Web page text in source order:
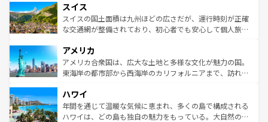
れる地方に足を運ぶとそれぞれで全く異なる文化を体験で
きるだろう。 なお、新着のフランス情報はコンテンツ一覧
を参照してほしい。
は、お酒好きな人にはぜひ体験してほしい。 なお、新着の
ドイツ情報はコンテンツ一覧を参照してほしい。
リアごとに異なる魅力がある。また、優雅なアフタヌーン
ティー、ビール好きにはたまらない英国パブ、サッカー観
戦など、本場だからこそできる体験も豊富。イギリスを旅
ンツ一覧を参照してほしい。
スイス
スイスの国土面積は九州ほどの広さだが、運行時刻が正確
な交通網が整備されており、初心者でも安心して個人旅行
の建物がそのまま残る町や、スイスならではのユニークな
博物館もあり、アルプス観光だけでなく町歩きも満喫する
ことができる。国民の所得が高いため物価も高いが、旅行
ば市内交通費無料で観光を楽しむこともできる。 なお、新
着のスイス情報はコンテンツ一覧 を参照してほしい。
アメリカ
アメリカ合衆国は、広大な土地と多様な文化が魅力の国。
東海岸の都市部から西海岸のカリフォルニアまで、訪れる
のような巨大都市は、観光、ショッピング、エンターテイ
ンメントが詰まった刺激的なスポットだ。一方、アメリカ
西部には大自然が広がり、グランドキャニオンやイエロー
ハワイ
年間を通じて温暖な気候に恵まれ、多くの島で構成される
ハワイは、どの島も独自の魅力をもっている。大自然の神